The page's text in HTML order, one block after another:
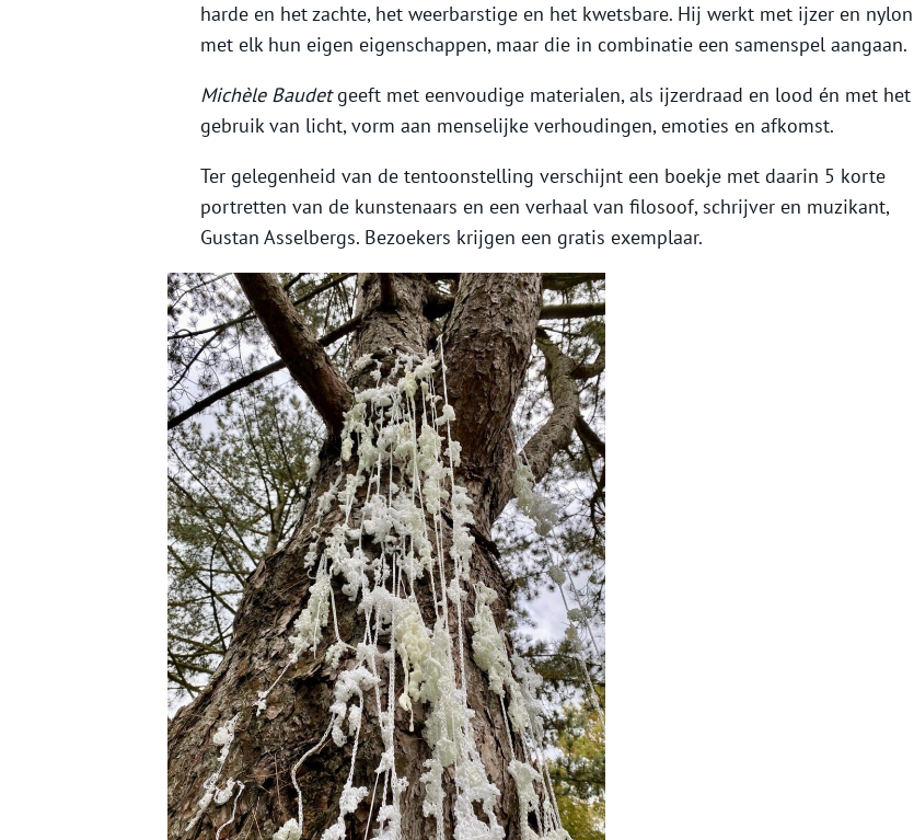
harde en het zachte, het weerbarstige en het kwetsbare. Hij werkt met ijzer en nylon
met elk hun eigen eigenschappen, maar die in combinatie een samenspel aangaan.
Michèle Baudetgeeft met eenvoudige materialen, als ijzerdraad en lood én met het
gebruik van licht, vorm aan menselijke verhoudingen, emoties en afkomst.
Ter gelegenheid van de tentoonstelling verschijnt een boekje met daarin 5 korte
portretten van de kunstenaars en een verhaal van filosoof, schrijver en muzikant,
Gustan Asselbergs. Bezoekers krijgen een gratis exemplaar.